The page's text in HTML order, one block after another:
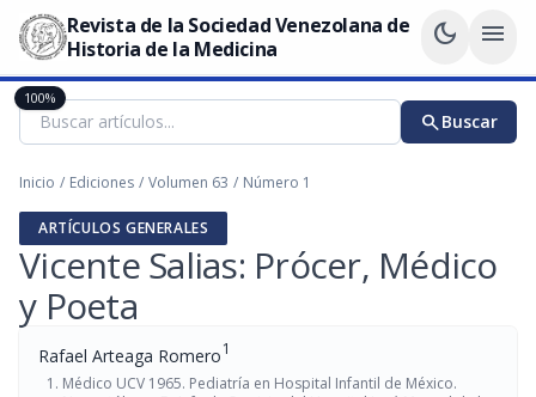
Revista de la Sociedad Venezolana de
Historia de la Medicina
dark_mode menu
searchBuscar
Inicio / Ediciones / Volumen 63 / Número 1
ARTÍCULOS GENERALES
Vicente Salias: Prócer, Médico
y Poeta
Rafael Arteaga Romero1
Médico UCV 1965. Pediatría en Hospital Infantil de México.
100%